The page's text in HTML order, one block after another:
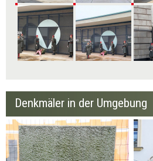
Denkmäler in der Umgebung
Kasernenstein